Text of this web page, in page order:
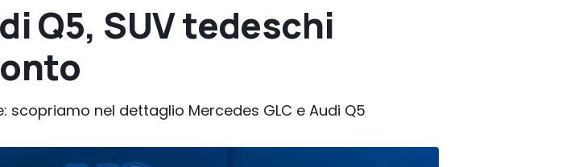
Q5, SUV tedeschi
nel dettaglio Mercedes GLC e Audi Q5